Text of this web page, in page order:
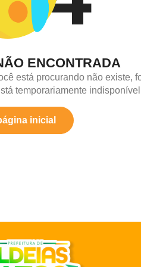
ENCONTRADA
está procurando não existe,
temporariamente indisponível
inicial